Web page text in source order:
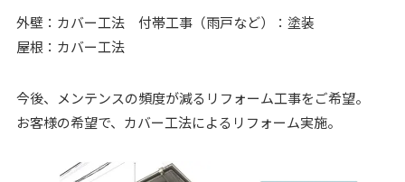
外壁：カバー工法 付帯工事（雨戸など）：塗装
屋根：カバー工法
今後、メンテンスの頻度が減るリフォーム工事をご希望。
お客様の希望で、カバー工法によるリフォーム実施。